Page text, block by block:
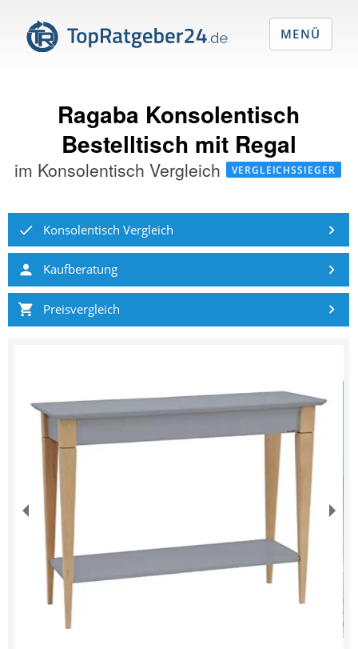
Ragaba Konsolentisch
Bestelltisch mit Regal
im Konsolentisch Vergleich VERGLEICHSSIEGER
Konsolentisch Vergleich
Kaufberatung
Preisvergleich
MENÜ